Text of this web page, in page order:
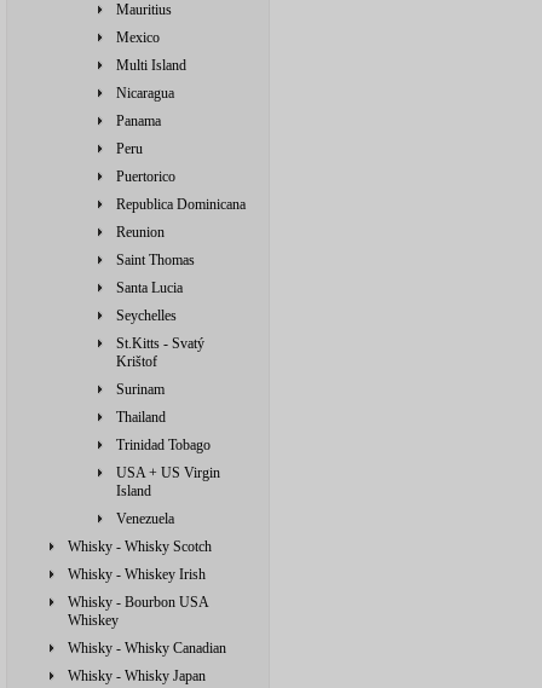
Mauritius
Mexico
Multi Island
Nicaragua
Panama
Peru
Puertorico
Republica Dominicana
Reunion
Saint Thomas
Santa Lucia
Seychelles
St.Kitts - Svatý
Krištof
Surinam
Thailand
Trinidad Tobago
USA + US Virgin
Island
Venezuela
Whisky - Whisky Scotch
Whisky - Whiskey Irish
Whisky - Bourbon USA
Whiskey
Whisky - Whisky Canadian
Whisky - Whisky Japan